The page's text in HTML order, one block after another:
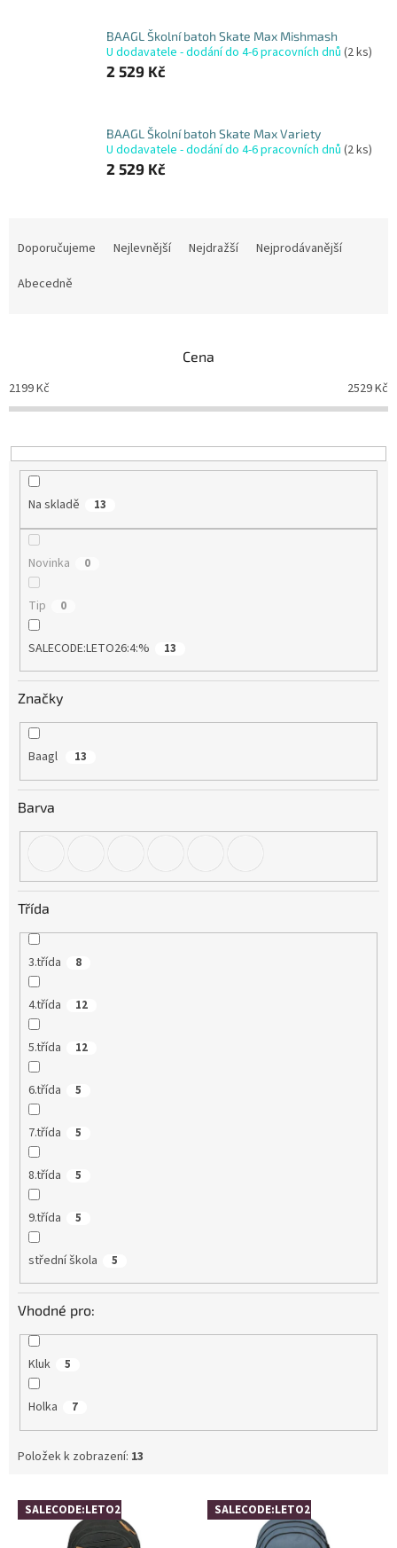
BAAGL Školní batoh Skate Max Mishmash
U dodavatele - dodání do 4-6 pracovních dnů (2 ks)
2 529 Kč
BAAGL Školní batoh Skate Max Variety
U dodavatele - dodání do 4-6 pracovních dnů (2 ks)
2 529 Kč
o
d
k
t
Doporučujeme Nejlevnější Nejdražší
Nejprodávanější
Abecedně
Cena
2199Kč 2529Kč
Na skladě 13
Novinka 0
Tip 0
SALECODE:LETO26:4:% 13
Značky
Baagl 13
Barva
Třída
3.třída 8
4.třída 12
5.třída 12
6.třída 5
7.třída 5
8.třída 5
9.třída 5
střední škola 5
Vhodné pro:
Kluk 5
Holka 7
Položek k zobrazení: 13
V SALECODE:LETO26:4:% SALECODE:LETO26:4:%